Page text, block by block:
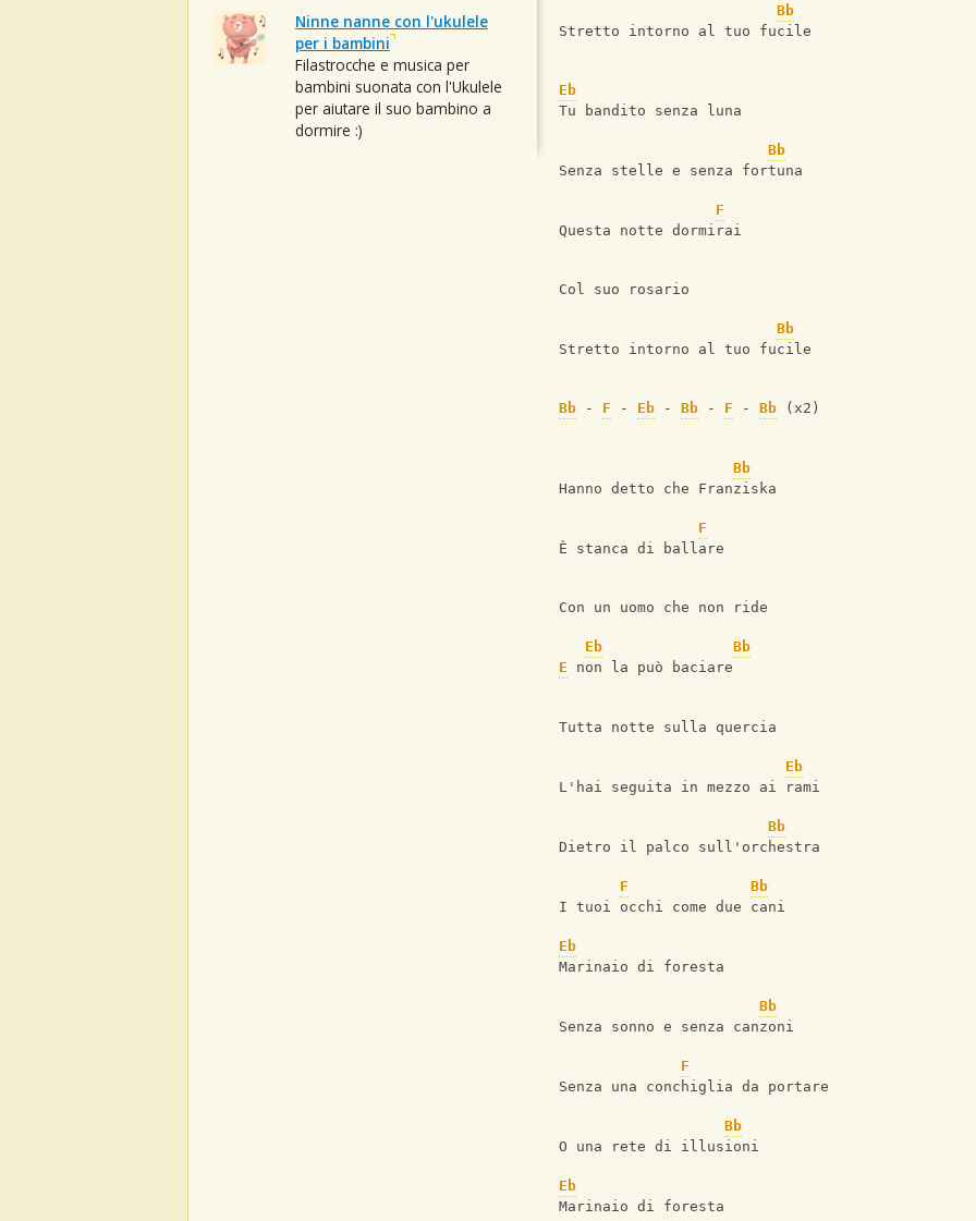
Bb
Stretto intorno al tuo fucile
Eb
Tu bandito senza luna
Bb
Senza stelle e senza fortuna
F
Questa notte dormirai
Col suo rosario
Bb
Stretto intorno al tuo fucile
Bb - F - Eb - Bb - F - Bb (x2)
Bb
Hanno detto che Franziska
F
È stanca di ballare
Con un uomo che non ride
Eb
Bb
E non la può baciare
Tutta notte sulla quercia
Eb
L'hai seguita in mezzo ai rami
Bb
Dietro il palco sull'orchestra
F
Bb
I tuoi occhi come due cani
Eb
Marinaio di foresta
Bb
Senza sonno e senza canzoni
F
Senza una conchiglia da portare
Bb
O una rete di illusioni
Eb
Marinaio di foresta
Ninne nanne con l'ukulele
per i bambini
Filastrocche e musica per
bambini suonata con l'Ukulele
per aiutare il suo bambino a
dormire :)